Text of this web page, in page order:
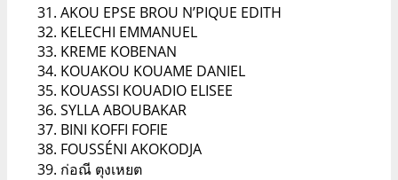
AKOU EPSE BROU N’PIQUE EDITH
KELECHI EMMANUEL
KREME KOBENAN
KOUAKOU KOUAME DANIEL
KOUASSI KOUADIO ELISEE
SYLLA ABOUBAKAR
BINI KOFFI FOFIE
FOUSSÉNI AKOKODJA
ก่อณี ตุงเหยต